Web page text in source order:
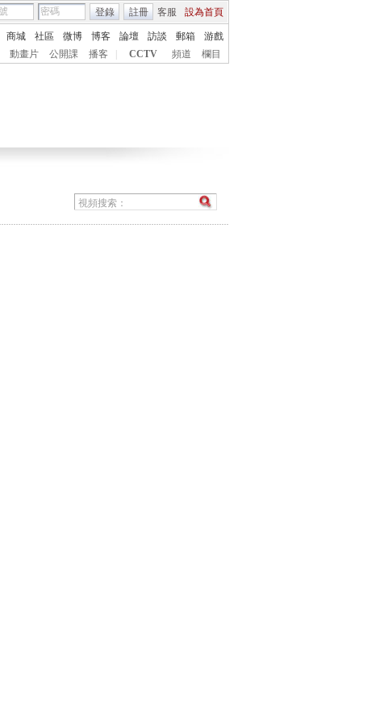
客服 設為首頁
登錄 註冊
商城 社區 微博 博客 論壇 訪談 郵箱
游戲
動畫片 公開課 播客 CCTV 頻道 欄目